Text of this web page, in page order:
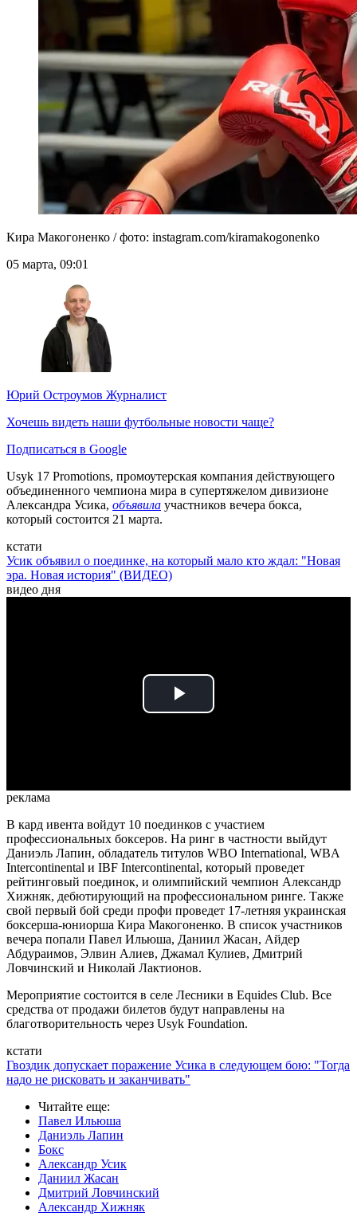
Кира Макогоненко / фото: instagram.com/kiramakogonenko
05 марта, 09:01
Юрий Остроумов Журналист
Хочешь видеть наши футбольные новости чаще?
Подписаться в Google
Usyk 17 Promotions, промоутерская компания действующего
объединенного чемпиона мира в супертяжелом дивизионе
Александра Усика, объявила участников вечера бокса,
который состоится 21 марта.
кстати
Усик объявил о поединке, на который мало кто ждал: "Новая
эра. Новая история" (ВИДЕО)
видео дня
Play
реклама
В кард ивента войдут 10 поединков с участием
профессиональных боксеров. На ринг в частности выйдут
Даниэль Лапин, обладатель титулов WBO International, WBA
Intercontinental и IBF Intercontinental, который проведет
рейтинговый поединок, и олимпийский чемпион Александр
Хижняк, дебютирующий на профессиональном ринге. Также
свой первый бой среди профи проведет 17-летняя украинская
боксерша-юниорша Кира Макогоненко. В список участников
вечера попали Павел Ильюша, Даниил Жасан, Айдер
Абдураимов, Элвин Алиев, Джамал Кулиев, Дмитрий
Ловчинский и Николай Лактионов.
Мероприятие состоится в селе Лесники в Equides Club. Все
средства от продажи билетов будут направлены на
благотворительность через Usyk Foundation.
кстати
Гвоздик допускает поражение Усика в следующем бою: "Тогда
надо не рисковать и заканчивать"
Читайте еще:
Павел Ильюша
Даниэль Лапин
Бокс
Александр Усик
Даниил Жасан
Дмитрий Ловчинский
Александр Хижняк